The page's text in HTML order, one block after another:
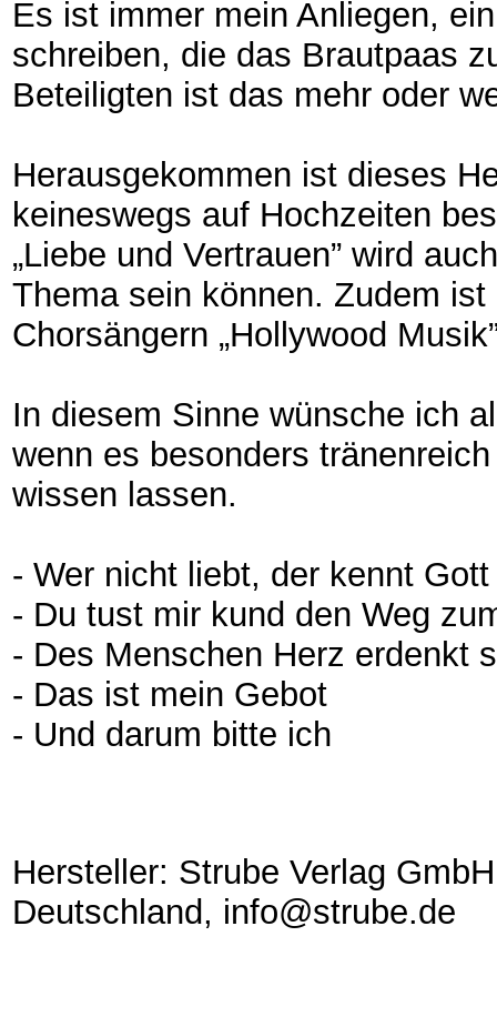
Es ist immer mein Anliegen,
schreiben, die das Brautpaas
Beteiligten ist das mehr oder
Herausgekommen ist dieses
keineswegs auf Hochzeiten
„Liebe und Vertrauen” wird
Thema sein können. Zudem
Chorsängern „Hollywood
In diesem Sinne wünsche ich
wenn es besonders
wissen lassen.
- Wer nicht liebt, der kennt
- Du tust mir kund den Weg
- Des Menschen Herz erdenkt
- Das ist mein Gebot
- Und darum bitte ich
Hersteller: Strube Verlag
Deutschland, info@strube.de